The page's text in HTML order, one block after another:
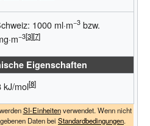
1000 ml·m−3bzw.
−3
Eigenschaften
kJ/mol
SI-Einheitenverwendet. Wenn nicht
Daten bei Standardbedingungen.